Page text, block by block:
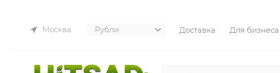
Москва Доставка Для бизнеса